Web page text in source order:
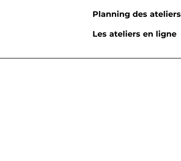
Planning des ateliers
Les ateliers en ligne